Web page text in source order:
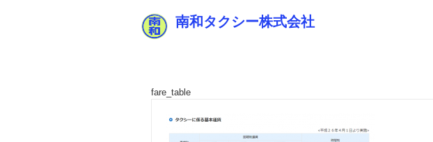
南和タクシー株式会社
fare_table